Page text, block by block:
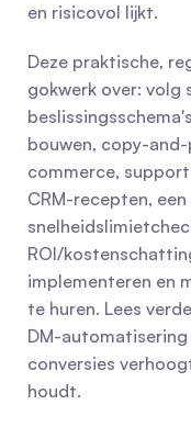
en risicovol lijkt.
Deze praktische,
gokwerk over: volg
bouwen, copy-
commerce,
CRM-recepten,
ROI/
implementeren en
te huren. Lees
DM-
conversies
houdt.